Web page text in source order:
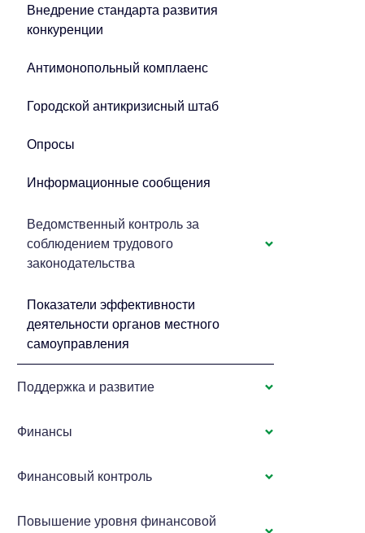
Внедрение стандарта развития
конкуренции
Антимонопольный комплаенс
Городской антикризисный штаб
Опросы
Информационные сообщения
Ведомственный контроль за
соблюдением трудового
законодательства
Показатели эффективности
деятельности органов местного
самоуправления
Поддержка и развитие
Финансы
Финансовый контроль
Повышение уровня финансовой